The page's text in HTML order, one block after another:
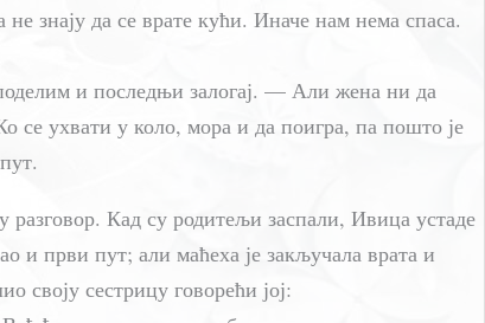
знају да се врате кући. Иначе нам нема спаса.
и последњи залогај. — Али жена ни да
се ухвати у коло, мора и да поигра, па пошто је
разговор. Кад су родитељи заспали, Ивица устаде
и први пут; али маћеха је закључала врата и
своју сестрицу говорећи јој: